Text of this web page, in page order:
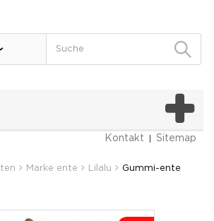
Kontakt Sitemap
Marke ente Lilalu Gummi-ente